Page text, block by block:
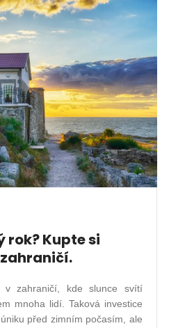
rok? Kupte si
v zahraničí, kde slunce svítí
mnoha lidí. Taková investice
před zimním počasím, ale